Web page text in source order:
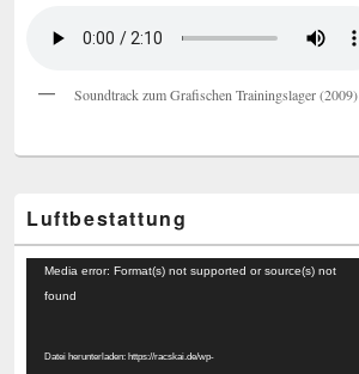
Soundtrack zum Grafischen Trainingslager (2009)
Luftbestattung
Video-
Player
Media error: Format(s) not supported or source(s) not
found
Datei herunterladen: https://racskai.de/wp-